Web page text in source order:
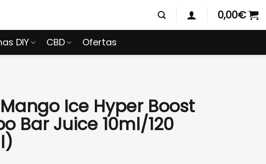
0,00€
DIY CBD Ofertas
Ice Hyper Boost
Bar Juice 10ml/120